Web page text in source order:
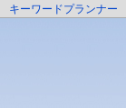
キーワードプランナー